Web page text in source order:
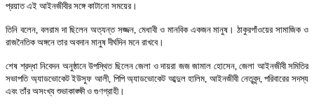
প্রয়াত এই আইনজীবীর সঙ্গে কাটানো সময়ের।
‎তিনি বলেন, বলরাম দা ছিলেন অত্যন্ত সজ্জন, মেধাবী ও মানবিক একজন মানুষ। ঠাকুরগাঁওয়ের সামাজিক ও
রাজনৈতিক অঙ্গনে তার অবদান মানুষ দীর্ঘদিন মনে রাখবে।
‎শেষ শ্রদ্ধা নিবেদন অনুষ্ঠানে উপস্থিত ছিলেন জেলা ও দায়রা জজ জামাল হোসেন, জেলা আইনজীবী সমিতির
সভাপতি অ্যাডভোকেট ইউসুফ আলী, পিপি অ্যাডভোকেট আব্দুল হালিম, আইনজীবী নেতৃবৃন্দ, পরিবারের সদস্য
এবং তাঁর অসংখ্য শুভাকাঙ্ক্ষী ও গুণগ্রাহী।